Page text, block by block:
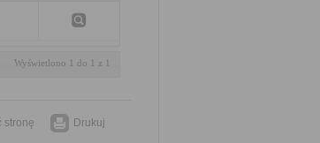
Wyświetlono 1 do 1 z 1
stronę Drukuj